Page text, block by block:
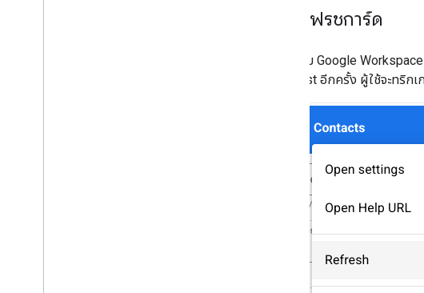
การรีเฟรชการ์ด
ส่วนเสริม Google
Manifest อีกครั้ง ผู้ใช้จะทริก